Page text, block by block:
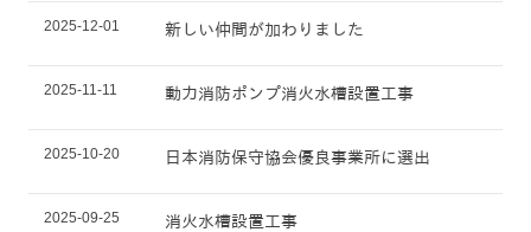
2025-12-01 新しい仲間が加わりました
2025-11-11 動力消防ポンプ消火水槽設置工事
2025-10-20 日本消防保守協会優良事業所に選出
2025-09-25 消火水槽設置工事